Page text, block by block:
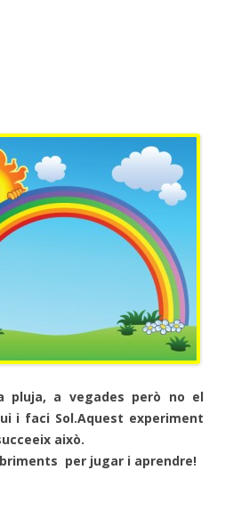
pluja, a vegades però no el
i faci Sol.Aquest experiment
això.
per jugar i aprendre!